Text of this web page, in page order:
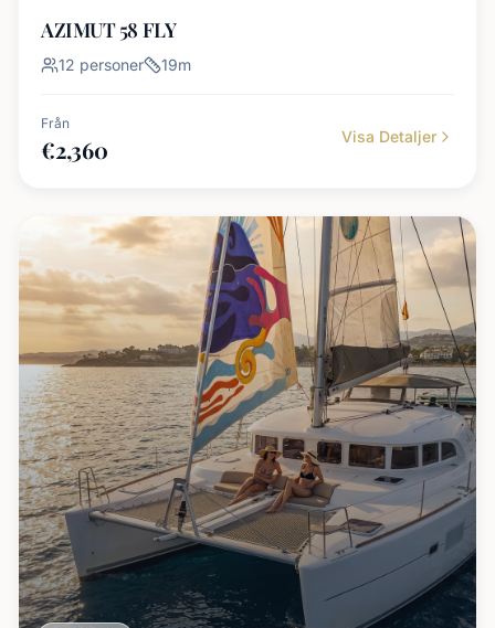
AZIMUT 58 FLY
12 personer 19m
Från
€2,360 Visa Detaljer